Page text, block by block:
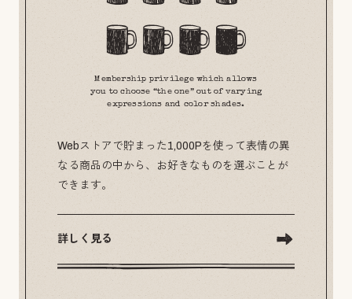
Membership privilege which allows
you to choose “the one” out of varying
expressions and color shades.
Webストアで貯まった1,000Pを使って表情の異
なる商品の中から、お好きなものを選ぶことが
できます。
詳しく見る